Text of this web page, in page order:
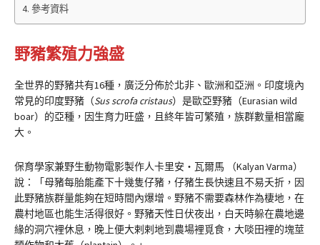
參考資料
野豬繁殖力強盛
全世界的野豬共有16種，廣泛分佈於北非、歐洲和亞洲。印度境內
常見的印度野豬（Sus scrofa cristaus）是歐亞野豬（Eurasian wild
boar）的亞種，因生育力旺盛，且終年皆可繁殖，族群數量相當龐
大。
保育學家兼野生動物電影製作人卡里安・瓦爾馬 （Kalyan Varma）
說：「母豬每胎能產下十幾隻仔豬，仔豬生長快速且不易夭折，因
此野豬族群量能夠在短時間內爆增。野豬不需要森林作為棲地，在
農村地區也能生活得很好。野豬天性日伏夜出，白天時躲在農地邊
緣的洞穴裡休息，晚上便大剌剌地到農場裡覓食，大啖田裡的塊莖